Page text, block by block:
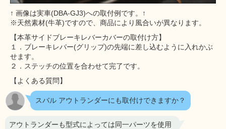
↑ 画像は実車(DBA-GJ3)への取付例です。↑
※天然素材(牛革)ですので、商品により風合いが異なります。
【本革サイドブレーキレバーカバーの取付け方】
１．ブレーキレバー(グリップ)の先端に差し込むように入れかぶ
せます。
２．ステッチの位置を合わせて完了です。
【よくある質問】
スバル アウトランダーにも取付けできますか？
アウトランダーも型式によっては同一パーツを使用